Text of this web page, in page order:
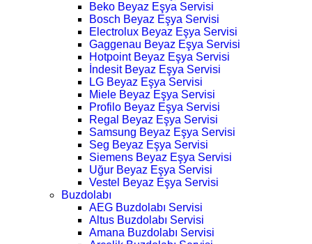
Beko Beyaz Eşya Servisi
Bosch Beyaz Eşya Servisi
Electrolux Beyaz Eşya Servisi
Gaggenau Beyaz Eşya Servisi
Hotpoint Beyaz Eşya Servisi
İndesit Beyaz Eşya Servisi
LG Beyaz Eşya Servisi
Miele Beyaz Eşya Servisi
Profilo Beyaz Eşya Servisi
Regal Beyaz Eşya Servisi
Samsung Beyaz Eşya Servisi
Seg Beyaz Eşya Servisi
Siemens Beyaz Eşya Servisi
Uğur Beyaz Eşya Servisi
Vestel Beyaz Eşya Servisi
Buzdolabı
AEG Buzdolabı Servisi
Altus Buzdolabı Servisi
Amana Buzdolabı Servisi